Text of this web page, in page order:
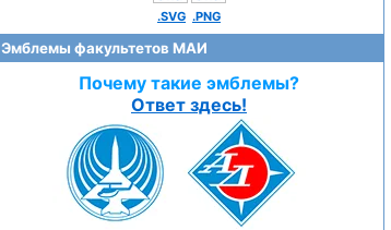
.SVG .PNG
Эмблемы факультетов МАИ
Почему такие эмблемы?
Ответ здесь!